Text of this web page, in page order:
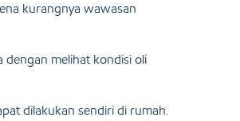
kurangnya wawasan
dengan melihat kondisi oli
dilakukan sendiri di rumah.